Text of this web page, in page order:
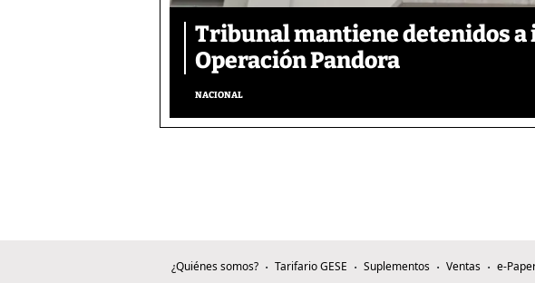
Tribunal mantiene detenidos a
Operación Pandora
NACIONAL
¿Quiénes somos? Tarifario GESE Suplementos Ventas e-